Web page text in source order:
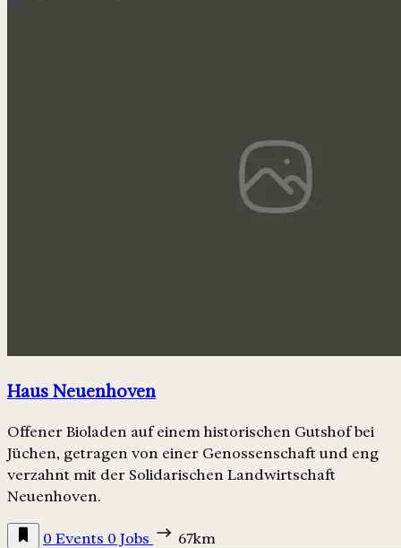
Haus Neuenhoven
Offener Bioladen auf einem historischen Gutshof bei
Jüchen, getragen von einer Genossenschaft und eng
verzahnt mit der Solidarischen Landwirtschaft
Neuenhoven.
0 Events 0 Jobs 67km